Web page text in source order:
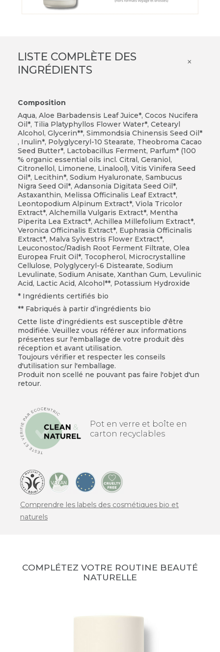
LISTE COMPLÈTE DES
INGRÉDIENTS
×
Composition
Aqua, Aloe Barbadensis Leaf Juice*, Cocos Nucifera
Oil*, Tilia Platyphyllos Flower Water*, Cetearyl
Alcohol, Glycerin**, Simmondsia Chinensis Seed Oil*
, Inulin*, Polyglyceryl-10 Stearate, Theobroma Cacao
Seed Butter*, Lactobacillus Ferment, Parfum* (100
% organic essential oils incl. Citral, Geraniol,
Citronellol, Limonene, Linalool), Vitis Vinifera Seed
Oil*, Lecithin*, Sodium Hyaluronate, Sambucus
Nigra Seed Oil*, Adansonia Digitata Seed Oil*,
Astaxanthin, Melissa Officinalis Leaf Extract*,
Leontopodium Alpinum Extract*, Viola Tricolor
Extract*, Alchemilla Vulgaris Extract*, Mentha
Piperita Lea Extract*, Achillea Millefolium Extract*,
Veronica Officinalis Extract*, Euphrasia Officinalis
Extract*, Malva Sylvestris Flower Extract*,
Leuconostoc/Radish Root Ferment Filtrate, Olea
Europea Fruit Oil*, Tocopherol, Microcrystalline
Cellulose, Polyglyceryl-6 Distearate, Sodium
Levulinate, Sodium Anisate, Xanthan Gum, Levulinic
Acid, Lactic Acid, Alcohol**, Potassium Hydroxide
* Ingrédients certifiés bio
** Fabriqués à partir d’ingrédients bio
Cette liste d'ingrédients est susceptible d'être
modifiée. Veuillez vous référer aux informations
présentes sur l'emballage de votre produit dès
réception et avant utilisation.
Toujours vérifier et respecter les conseils
d'utilisation sur l'emballage.
Produit non scellé ne pouvant pas faire l'objet d'un
retour.
Pot en verre et boîte en
carton recyclables
Comprendre les labels des cosmétiques bio et
naturels
COMPLÉTEZ VOTRE ROUTINE BEAUTÉ
NATURELLE